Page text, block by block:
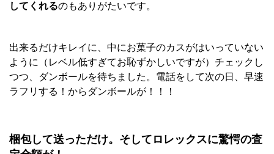
してくれるのもありがたいです。
出来るだけキレイに、中にお菓子のカスがはいっていない
ように（レベル低すぎてお恥ずかしいですが）チェックし
つつ、ダンボールを待ちました。電話をして次の日、早速
ラフリする！からダンボールが！！！
梱包して送っただけ。そしてロレックスに驚愕の査